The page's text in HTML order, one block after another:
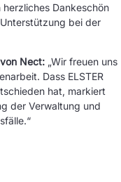
Dankeschön
bei der
Nect: „Wir freuen uns
Dass ELSTER
hat, markiert
der Verwaltung und